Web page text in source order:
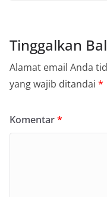
Tinggalkan
Alamat email Anda
yang wajib ditandai *
Komentar*